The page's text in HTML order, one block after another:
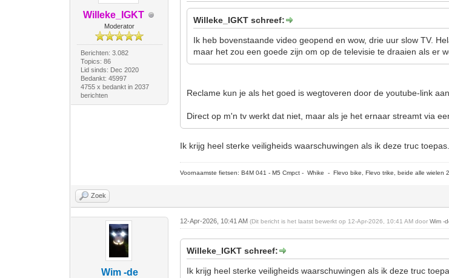
Willeke_IGKT
Moderator
Berichten: 3.082
Topics: 86
Lid sinds: Dec 2020
Bedankt: 45997
4755 x bedankt in 2037
berichten
Willeke_IGKT schreef:
Ik heb bovenstaande video geopend en wow, drie uur slow TV.
maar het zou een goede zijn om op de televisie te draaien als er
Reclame kun je als het goed is wegtoveren door de youtube-link
Direct op m'n tv werkt dat niet, maar als je het ernaar streamt via
Ik krijg heel sterke veiligheids waarschuwingen als ik deze truc toepas.
Voornaamste fietsen: B4M 041 - M5 Cmpct - Whike - Flevo bike, Flevo trike, beide alle wielen
Zoek
Wim -de
12-Apr-2026, 10:41 AM(Dit bericht is het laatst bewerkt op 12-Apr-2026, 10:41 AM doorWim -
Willeke_IGKT schreef:
Ik krijg heel sterke veiligheids waarschuwingen als ik deze truc